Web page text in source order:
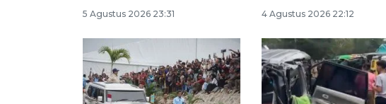
5 Agustus 2026 23:31 4 Agustus 2026 22:12